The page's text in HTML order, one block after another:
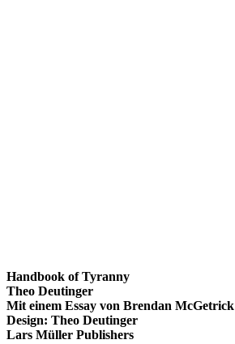
Handbook of Tyranny
Theo Deutinger
Mit einem Essay von Brendan McGetrick
Design: Theo Deutinger
Lars Müller Publishers